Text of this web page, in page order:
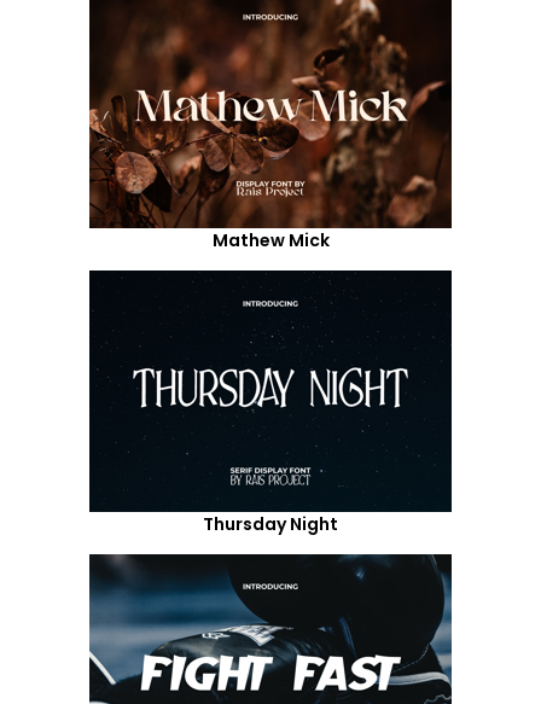
Mathew Mick
Thursday Night